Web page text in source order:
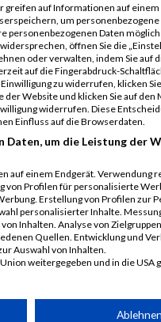
Track
&
Field
Team
Kategorie Position, TPos =
= Did not finish, DQ =
auf Informationen auf einem
um personenbezogene
personenbezogenen Daten
öffnen Sie die
oder verwalten, indem Sie auf
auf die Fingerabdruck-
zu widerrufen, klicken
Website und klicken Sie auf den
widerrufen. Diese
Einfluss auf die Browserdaten.
um die Leistung der
auf einem Endgerät. Verwendung
von Profilen für personalisierte
Erstellung von Profilen zur
personalisierter Inhalte.
Inhalten. Analyse von
Quellen. Entwicklung und
Auswahl von Inhalten.
weitergegeben und in die USA